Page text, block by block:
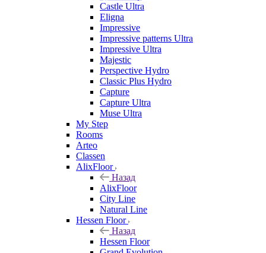
Castle Ultra
Eligna
Impressive
Impressive patterns Ultra
Impressive Ultra
Majestic
Perspective Hydro
Classic Plus Hydro
Capture
Capture Ultra
Muse Ultra
My Step
Rooms
Arteo
Classen
AlixFloor
Назад
AlixFloor
City Line
Natural Line
Hessen Floor
Назад
Hessen Floor